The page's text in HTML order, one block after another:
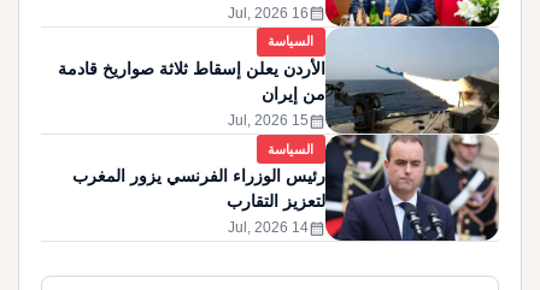
غزة
calendar_month
16 Jul, 2026
السياسة
الأردن يعلن إسقاط ثلاثة صواريخ قادمة
من إيران
calendar_month
15 Jul, 2026
السياسة
رئيس الوزراء الفرنسي يزور المغرب
لتعزيز التقارب
calendar_month
14 Jul, 2026